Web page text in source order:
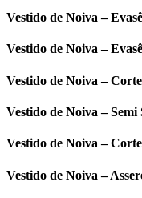
Vestido de Noiva –
Vestido de Noiva –
Vestido de Noiva –
Vestido de Noiva – Semi
Vestido de Noiva –
Vestido de Noiva –